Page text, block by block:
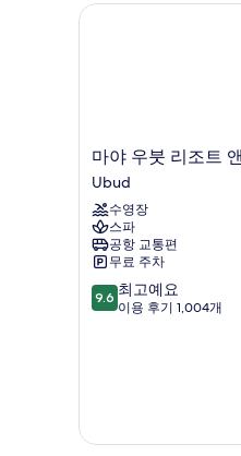
마
야
우
붓
리
조
트
앤
스
마야 우붓 리조트
Ubud
수영장
스파
공항 교통편
무료 주차
10
점
고
9.6 최고예요
이용 후기 1,004개
마야 우붓 리조트 앤